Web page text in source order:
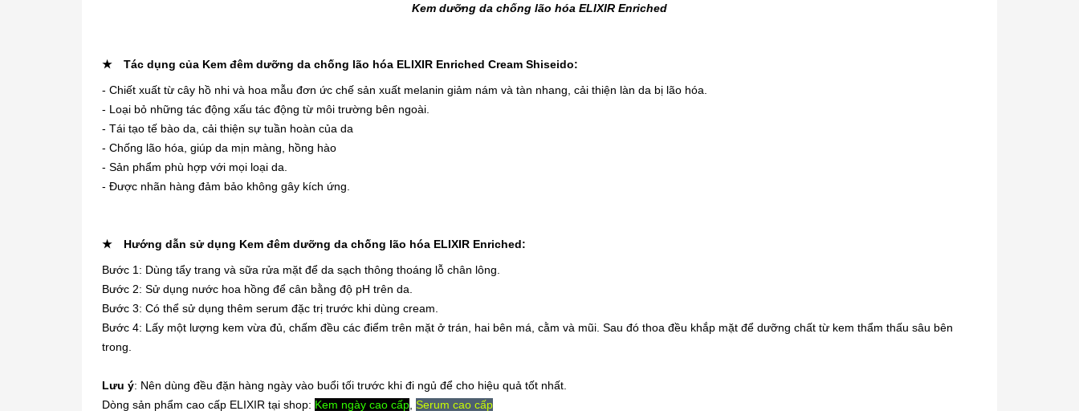
Kem dưỡng da chống lão hóa ELIXIR Enriched
★ Tác dụng của Kem đêm dưỡng da chống lão hóa ELIXIR Enriched Cream Shiseido:
- Chiết xuất từ cây hồ nhi và hoa mẫu đơn ức chế sản xuất melanin giảm nám và tàn nhang, cải thiện làn da bị lão hóa.
- Loại bỏ những tác động xấu tác động từ môi trường bên ngoài.
- Tái tạo tế bào da, cải thiện sự tuần hoàn của da
- Chống lão hóa, giúp da mịn màng, hồng hào
- Sản phẩm phù hợp với mọi loại da.
- Được nhãn hàng đảm bảo không gây kích ứng.
★ Hướng dẫn sử dụng Kem đêm dưỡng da chống lão hóa ELIXIR Enriched:
Bước 1: Dùng tẩy trang và sữa rửa mặt để da sạch thông thoáng lỗ chân lông.
Bước 2: Sử dụng nước hoa hồng để cân bằng độ pH trên da.
Bước 3: Có thể sử dụng thêm serum đặc trị trước khi dùng cream.
Bước 4: Lấy một lượng kem vừa đủ, chấm đều các điểm trên mặt ở trán, hai bên má, cằm và mũi. Sau đó thoa đều khắp mặt để dưỡng chất từ kem thẩm thấu sâu bên
trong.
Lưu ý: Nên dùng đều đặn hàng ngày vào buổi tối trước khi đi ngủ để cho hiệu quả tốt nhất.
Dòng sản phẩm cao cấp ELIXIR tại shop: Kem ngày cao cấp Serum cao cấp